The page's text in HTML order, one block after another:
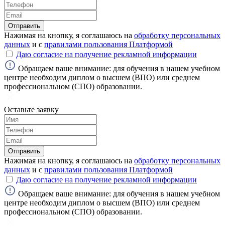
Отправить
Нажимая на кнопку, я соглашаюсь на обработку персональных
данных и с правилами пользования Платформой
Даю согласие на получение рекламной информации
Обращаем ваше внимание: для обучения в нашем учебном
центре необходим диплом о высшем (ВПО) или среднем
профессиональном (СПО) образовании.
Оставьте заявку
Отправить
Нажимая на кнопку, я соглашаюсь на обработку персональных
данных и с правилами пользования Платформой
Даю согласие на получение рекламной информации
Обращаем ваше внимание: для обучения в нашем учебном
центре необходим диплом о высшем (ВПО) или среднем
профессиональном (СПО) образовании.